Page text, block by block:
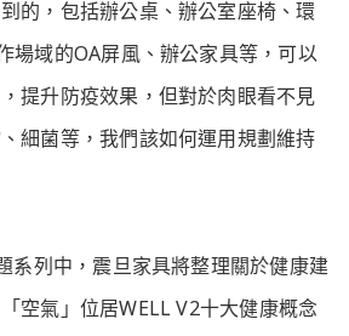
的，包括辦公桌、辦公室座椅、環
場域的OA屏風、辦公家具等，可以
，提升防疫效果，但對於肉眼看不見
細菌等，我們該如何運用規劃維持
系列中，震旦家具將整理關於健康建
空氣」位居WELL V2十大健康概念